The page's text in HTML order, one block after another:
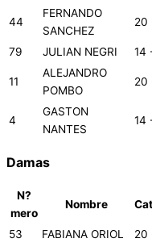
44
FERNANDO
SANCHEZ
20
79 JULIAN NEGRI 14
11
ALEJANDRO
POMBO
20
4
GASTON
NANTES
14
Damas
N?
mero
Nombre
53 FABIANA ORIOL 20